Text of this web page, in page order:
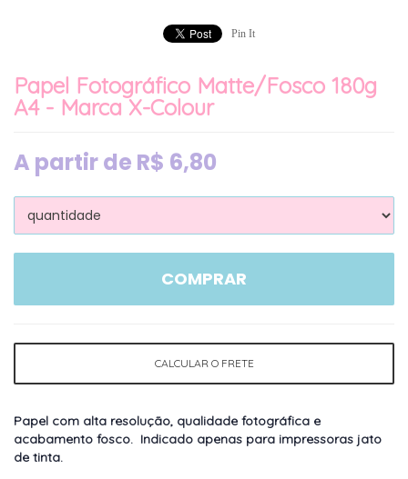
Pin It
Papel Fotográfico Matte/Fosco 180g
A4 - Marca X-Colour
A partir de R$ 6,80
COMPRAR
CALCULAR O FRETE
Papel com alta resolução, qualidade fotográfica e
acabamento fosco. Indicado apenas para impressoras jato
de tinta.